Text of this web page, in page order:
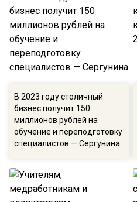
В 2023 году столичный
бизнес получит 150
миллионов рублей на
обучение и переподготовку
специалистов — Сергунина